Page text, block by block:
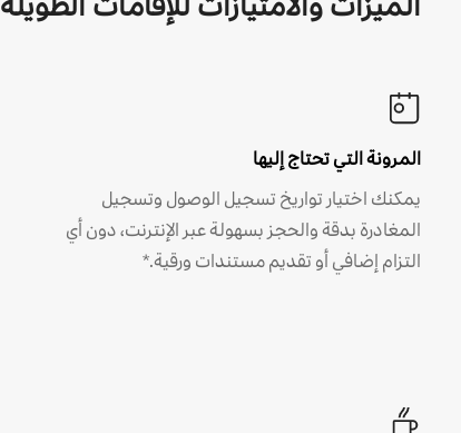
المرونة التي تحتاج إليها
يمكنك اختيار تواريخ تسجيل الوصول وتسجيل
المغادرة بدقة والحجز بسهولة عبر الإنترنت، دون أي
التزام إضافي أو تقديم مستندات ورقية.*